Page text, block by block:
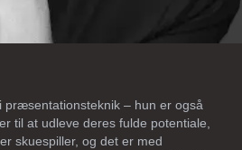
præsentationsteknik – hun er også
til at udleve deres fulde potentiale,
skuespiller, og det er med